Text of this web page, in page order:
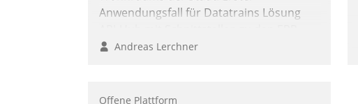
Anwendungsfall für Datatrains Lösung
Systemen der Unternehmen.
Andreas Lerchner
Offene Plattform